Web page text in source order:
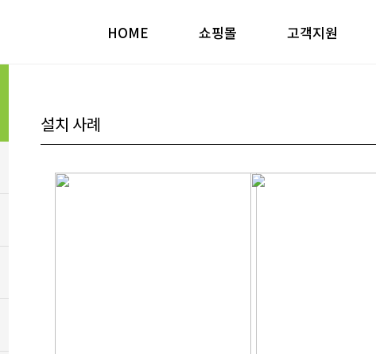
HOME 쇼핑몰 고객지원
설치 사례